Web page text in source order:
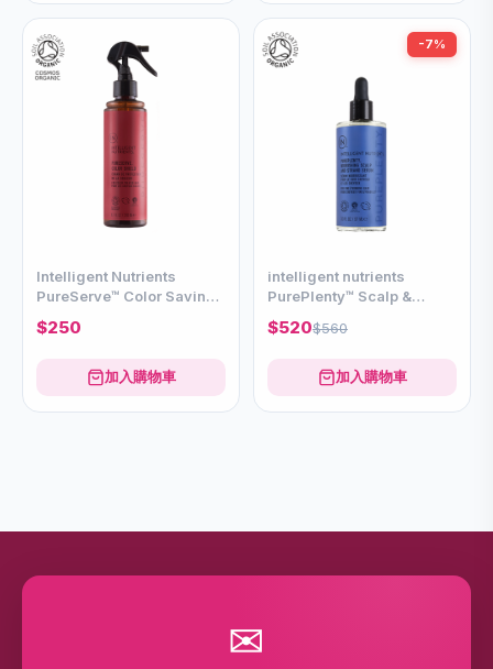
Intelligent Nutrients
PureServe™ Color Saving
Shield 200ml
$250
加入購物車
-7%
intelligent nutrients
PurePlenty™ Scalp &
Strand Serum有機頭皮滋養
生髮精華 97ml
$520$560
加入購物車
✉